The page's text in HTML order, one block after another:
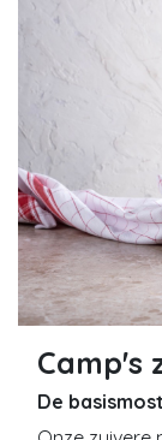
Camp's
De